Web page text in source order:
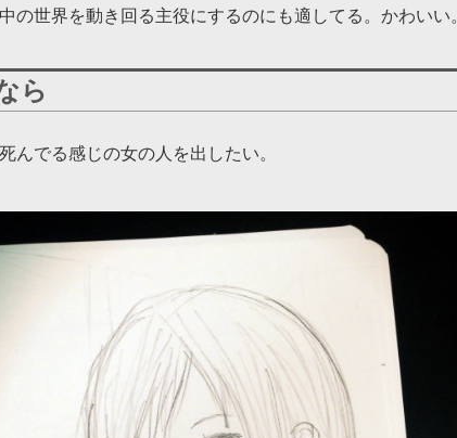
の世界を動き回る主役にするのにも適してる。かわいい。
ら
んでる感じの女の人を出したい。